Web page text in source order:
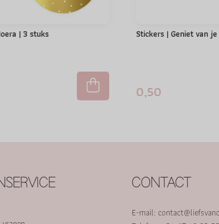
| 3 stuks Stickers | Geniet van
0,50
CONTACT
E-mail: